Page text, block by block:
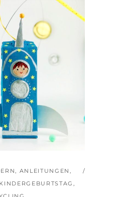
, ANLEITUNGEN ,
KINDERGEBURTSTAG ,